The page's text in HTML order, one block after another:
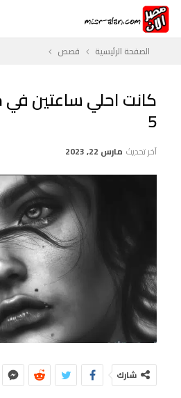
الصفحة الرئيسية قصص
كانت احلي ساعتين في
5
آخر تحديث مارس 22, 2023
شارك